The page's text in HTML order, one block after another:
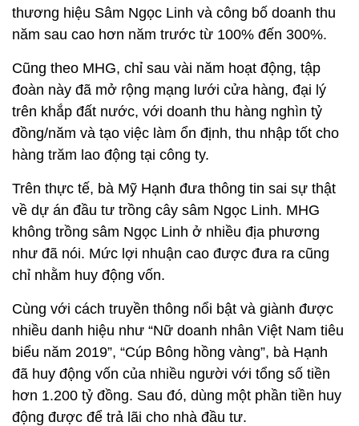
thương hiệu Sâm Ngọc Linh và công bố doanh thu
năm sau cao hơn năm trước từ 100% đến 300%.
Cũng theo MHG, chỉ sau vài năm hoạt động, tập
đoàn này đã mở rộng mạng lưới cửa hàng, đại lý
trên khắp đất nước, với doanh thu hàng nghìn tỷ
đồng/năm và tạo việc làm ổn định, thu nhập tốt cho
hàng trăm lao động tại công ty.
Trên thực tế, bà Mỹ Hạnh đưa thông tin sai sự thật
về dự án đầu tư trồng cây sâm Ngọc Linh. MHG
không trồng sâm Ngọc Linh ở nhiều địa phương
như đã nói. Mức lợi nhuận cao được đưa ra cũng
chỉ nhằm huy động vốn.
Cùng với cách truyền thông nổi bật và giành được
nhiều danh hiệu như “Nữ doanh nhân Việt Nam tiêu
biểu năm 2019”, “Cúp Bông hồng vàng”, bà Hạnh
đã huy động vốn của nhiều người với tổng số tiền
hơn 1.200 tỷ đồng. Sau đó, dùng một phần tiền huy
động được để trả lãi cho nhà đầu tư.